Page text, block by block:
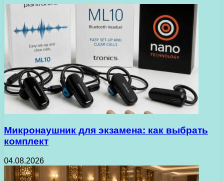
Микронаушник для экзамена: как выбрать
комплект
04.08.2026